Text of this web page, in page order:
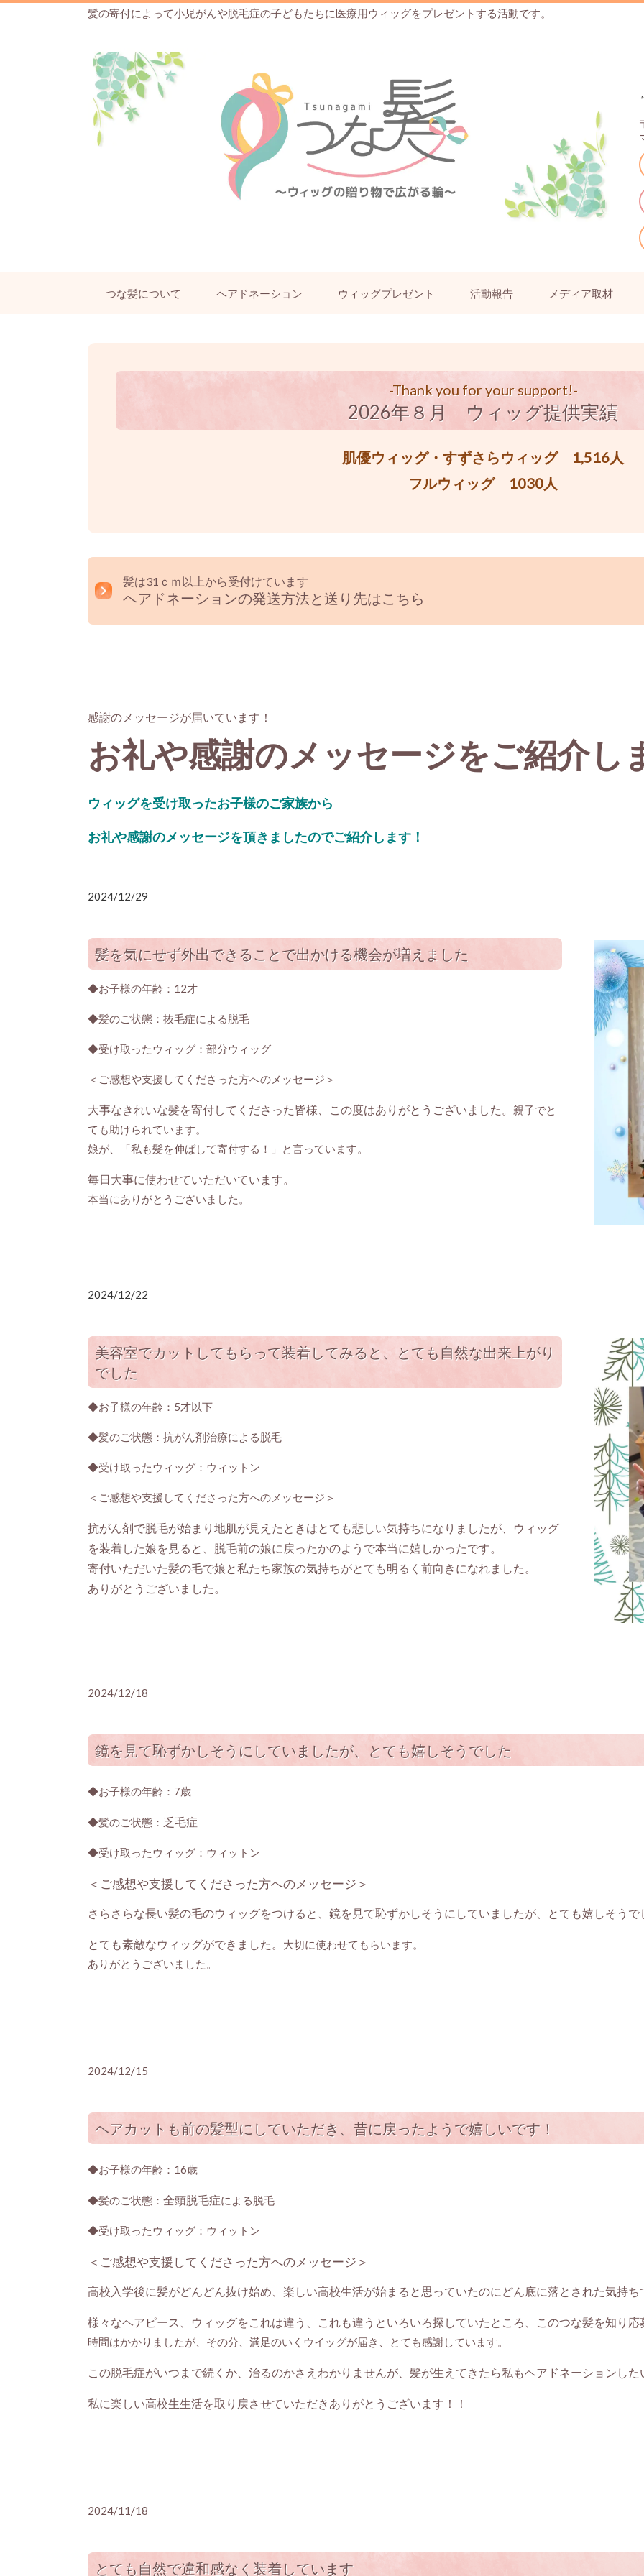
髪の寄付によって小児がんや脱毛症の子どもたちに医療用ウィッグをプレゼントする活動です。
つな髪について ヘアドネーション ウィッグプレゼント 活動報告 メディア取材
-Thank you for your support!-
2026年８月 ウィッグ提供実績
肌優ウィッグ・すずさらウィッグ 1,516人
フルウィッグ 1030人
髪は31ｃｍ以上から受付けています
ヘアドネーションの発送方法と送り先はこちら
感謝のメッセージが届いています！
お礼や感謝のメッセージをご紹介し
ウィッグを受け取ったお子様のご家族から
お礼や感謝のメッセージを頂きましたのでご紹介します！
2024/12/29
髪を気にせず外出できることで出かける機会が増えました
◆お子様の年齢：12才
◆髪のご状態：抜毛症による脱毛
◆受け取ったウィッグ：部分ウィッグ
＜ご感想や支援してくださった方へのメッセージ＞
大事なきれいな髪を寄付してくださった皆様、この度はありがとうございました。 親子でと
ても助けられています。
娘が、「私も髪を伸ばして寄付する！」と言っています。
毎日大事に使わせていただいています。
本当にありがとうございました。
2024/12/22
美容室でカットしてもらって装着してみると、とても自然な出来上がり
でした
◆お子様の年齢：5才以下
◆髪のご状態：抗がん剤治療による脱毛
◆受け取ったウィッグ：ウィットン
＜ご感想や支援してくださった方へのメッセージ＞
抗がん剤で脱毛が始まり地肌が見えたときはとても悲しい気持ちになりましたが、ウィッグ
を装着した娘を見ると、脱毛前の娘に戻ったかのようで本当に嬉しかったです。
寄付いただいた髪の毛で娘と私たち家族の気持ちがとても明るく前向きになれました。
ありがとうございました。
2024/12/18
鏡を見て恥ずかしそうにしていましたが、とても嬉しそうでした
◆お子様の年齢：7歳
◆髪のご状態： 乏毛症
◆受け取ったウィッグ：ウィットン
＜ご感想や支援してくださった方へのメッセージ＞
さらさらな長い髪の毛のウィッグをつけると、鏡を見て恥ずかしそうにしていましたが、とても嬉しそうで
とても素敵なウィッグができました。 大切に使わせてもらいます。
ありがとうございました。
2024/12/15
ヘアカットも前の髪型にしていただき、昔に戻ったようで嬉しいです！
◆お子様の年齢：16歳
◆髪のご状態： 全頭脱毛症による脱毛
◆受け取ったウィッグ：ウィットン
＜ご感想や支援してくださった方へのメッセージ＞
高校入学後に髪がどんどん抜け始め、楽しい高校生活が始まると思っていたのにどん底に落とされた気持ち
様々なヘアピース、ウィッグをこれは違う、これも違うといろいろ探していたところ、このつな髪を知り応
時間はかかりましたが、その分、満足のいくウイッグが届き、とても感謝しています。
この脱毛症がいつまで続くか、治るのかさえわかりませんが、髪が生えてきたら私もヘアドネーションした
私に楽しい高校生生活を取り戻させていただきありがとうございます！！
2024/11/18
とても自然で違和感なく装着しています